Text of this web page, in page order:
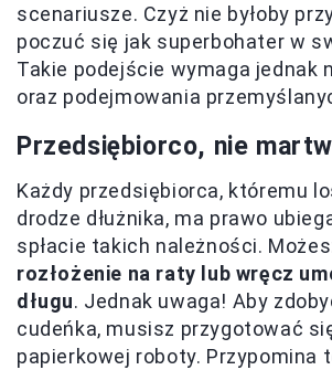
scenariusze. Czyż nie byłoby
poczuć się jak superbohater w
Takie podejście wymaga jednak
oraz podejmowania
Przedsiębiorco, nie
Każdy przedsiębiorca, któremu
drodze dłużnika, ma prawo
spłacie takich należności.
rozłożenie na raty lub wręcz
długu. Jednak uwaga! Aby
cudeńka, musisz przygotować
papierkowej roboty. Przypomina